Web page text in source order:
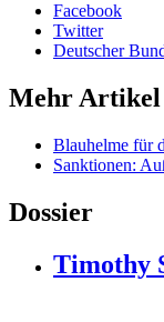
Facebook
Twitter
Deutscher
Mehr Artikel
Blauhelme für
Sanktionen:
Dossier
Timothy